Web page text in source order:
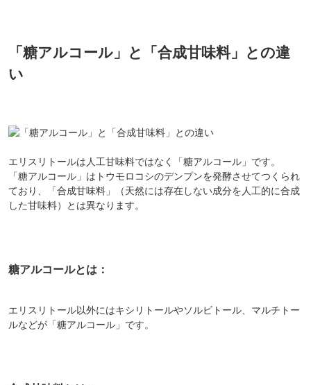
「糖アルコール」と「合成甘味料」との違
い
エリスリトールは人工甘味料ではなく「糖アルコール」です。
「糖アルコール」はトウモロコシのデンプンを発酵させてつくられ
ており、「合成甘味料」（天然には存在しない成分を人工的に合成
した甘味料）とは異なります。
糖アルコールとは：
エリスリトール以外にはキシリトールやソルビトール、マルチトー
ルなどが「糖アルコール」です。